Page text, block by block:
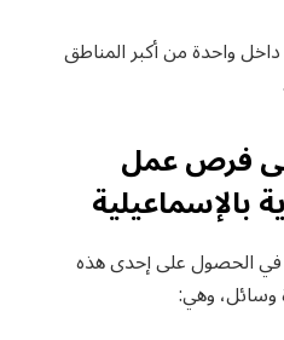
واحدة من أكبر المناطق
فرص عمل
بالإسماعيلية
في الحصول على إحدى هذه
وسائل، وهي: